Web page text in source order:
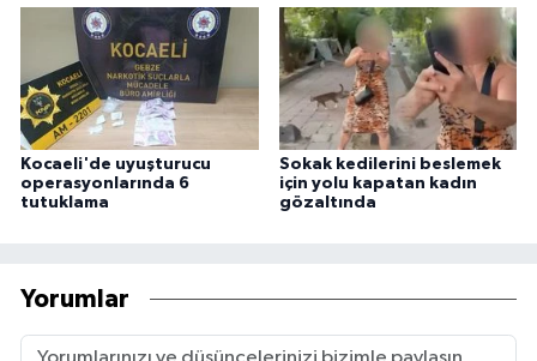
Kocaeli'de uyuşturucu
operasyonlarında 6
tutuklama
Sokak kedilerini beslemek
için yolu kapatan kadın
gözaltında
Yorumlar